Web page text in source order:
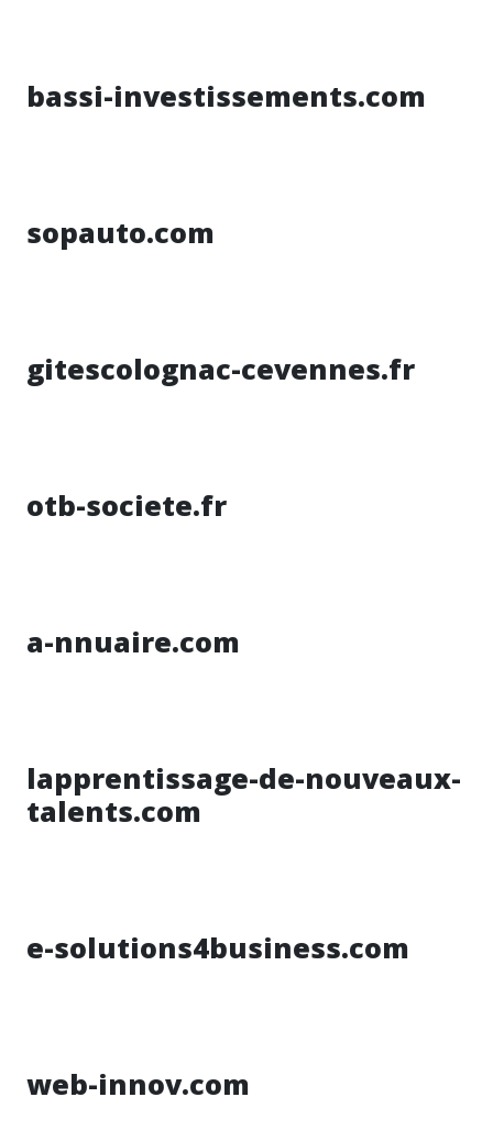
bassi-investissements.com
sopauto.com
gitescolognac-cevennes.fr
otb-societe.fr
a-nnuaire.com
lapprentissage-de-nouveaux-
talents.com
e-solutions4business.com
web-innov.com